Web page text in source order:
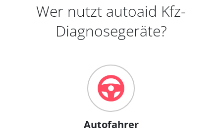
Wer nutzt autoaid Kfz-
Diagnosegeräte?
Autofahrer